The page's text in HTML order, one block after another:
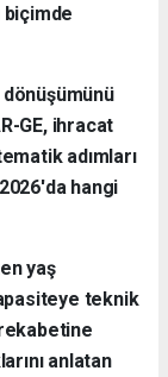
biçimde
GE, ihracat
adımları
2026'da hangi
yaş
teknik
anlatan